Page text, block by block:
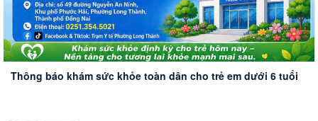
Thông báo khám sức khỏe toàn dân cho trẻ em dưới 6 tuổi